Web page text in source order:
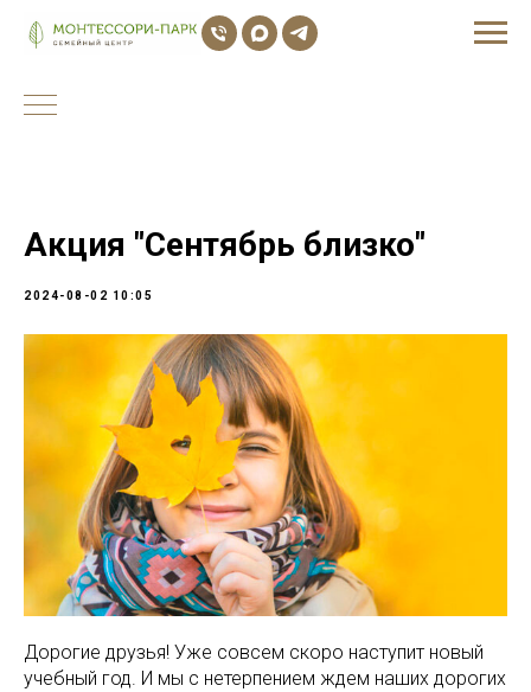
Акция "Сентябрь близко"
2024-08-02 10:05
Дорогие друзья! Уже совсем скоро наступит новый
учебный год. И мы с нетерпением ждем наших дорогих